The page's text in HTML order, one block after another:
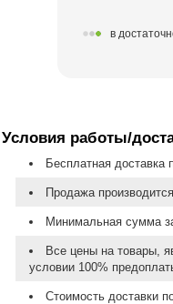
в
Условия работы/
Бесплатная доставка
Продажа
Минимальная сумма
Все цены на товары,
условии 100%
Стоимость доставки